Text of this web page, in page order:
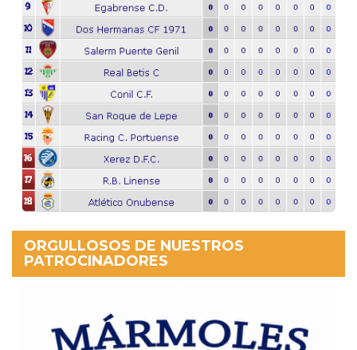
ORGULLOSOS DE NUESTROS
PATROCINADORES